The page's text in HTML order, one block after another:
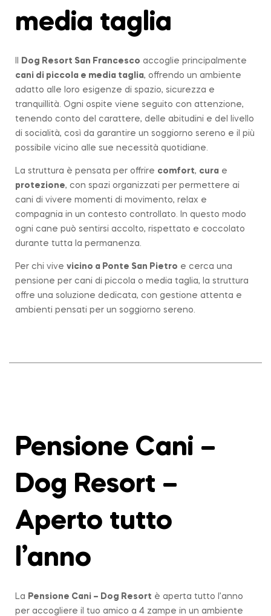
media taglia
Dog Resort San Francesco accoglie principalmente
cani di piccola e media taglia, offrendo un ambiente
adatto alle loro esigenze di spazio, sicurezza e
tranquillità. Ogni ospite viene seguito con attenzione,
tenendo conto del carattere, delle abitudini e del livello
di socialità, così da garantire un soggiorno sereno e il più
possibile vicino alle sue necessità quotidiane.
La struttura è pensata per offrire comfort, cura e
protezione, con spazi organizzati per permettere ai
cani di vivere momenti di movimento, relax e
compagnia in un contesto controllato. In questo modo
ogni cane può sentirsi accolto, rispettato e coccolato
durante tutta la permanenza.
Per chi vive vicino a Ponte San Pietro e cerca una
pensione per cani di piccola o media taglia, la struttura
offre una soluzione dedicata, con gestione attenta e
ambienti pensati per un soggiorno sereno.
Pensione Cani –
Dog Resort –
Aperto tutto
l’anno
La Pensione Cani – Dog Resort è aperta tutto l’anno
per accogliere il tuo amico a 4 zampe in un ambiente